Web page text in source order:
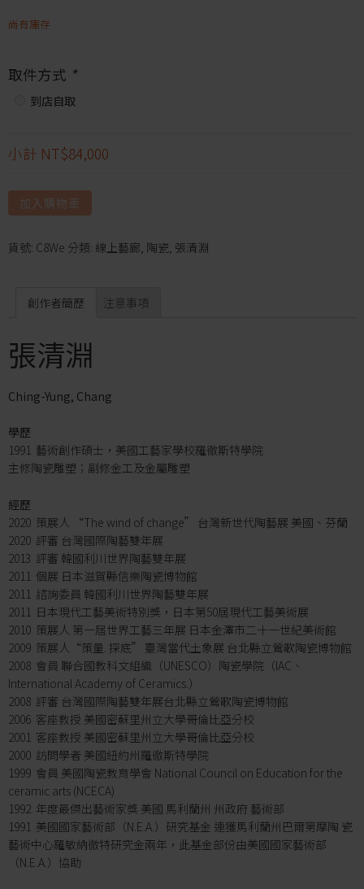
尚有庫存
取件方式 *
到店自取
小計 NT$84,000
加入購物車
貨號: C8We 分類: 線上藝廊, 陶瓷, 張清淵
創作者簡歷 注意事項
張清淵
Ching-Yung, Chang
學歷
1991 藝術創作碩士，美國工藝家學校羅徹斯特學院
主修陶瓷雕塑；副修金工及金屬雕塑
經歷
2020 策展人 “The wind of change” 台灣新世代陶藝展 美國、芬蘭
2020 評審 台灣國際陶藝雙年展
2013 評審 韓國利川世界陶藝雙年展
2011 個展 日本滋賀縣信樂陶瓷博物館
2011 諮詢委員 韓國利川世界陶藝雙年展
2011 日本現代工藝美術特別獎，日本第50屆現代工藝美術展
2010 策展人 第一屆世界工藝三年展 日本金澤市二十一世紀美術館
2009 策展人“策量. 探底” 臺灣當代土象展 台北縣立鶯歌陶瓷博物館
2008 會員 聯合國教科文組織（UNESCO）陶瓷學院（IAC、
International Academy of Ceramics.）
2008 評審 台灣國際陶藝雙年展台北縣立鶯歌陶瓷博物館
2006 客座教授 美國密蘇里州立大學哥倫比亞分校
2001 客座教授 美國密蘇里州立大學哥倫比亞分校
2000 訪問學者 美國紐約州羅徹斯特學院
1999 會員 美國陶瓷教育學會 National Council on Education for the
ceramic arts (NCECA)
1992 年度最傑出藝術家獎 美國 馬利蘭州 州政府 藝術部
1991 美國國家藝術部（N.E.A.）研究基金 連獲馬利蘭州巴爾第摩陶 瓷
藝術中心羅敏納徹特研究金兩年，此基金部份由美國國家藝術部
（N.E.A.）協助